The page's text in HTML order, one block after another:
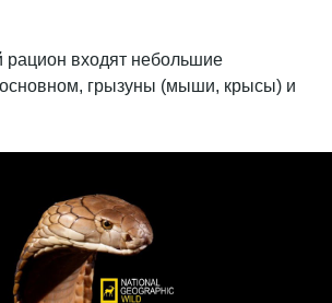
рацион входят небольшие
грызуны (мыши, крысы) и